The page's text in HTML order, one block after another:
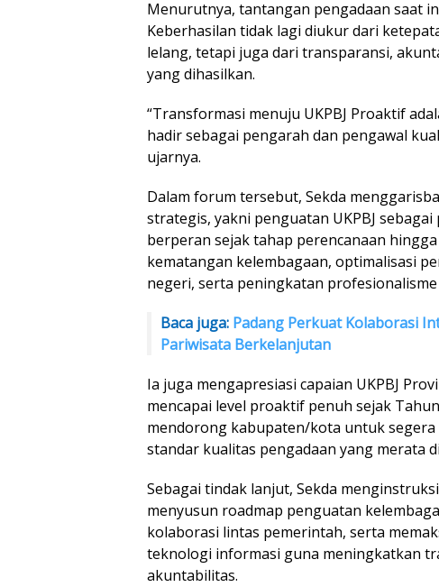
Menurutnya, tantangan pengadaan saat
Keberhasilan tidak lagi diukur dari
lelang, tetapi juga dari transparansi,
yang dihasilkan.
“Transformasi menuju UKPBJ Proaktif
hadir sebagai pengarah dan pengawal
ujarnya.
Dalam forum tersebut, Sekda
strategis, yakni penguatan UKPBJ
berperan sejak tahap perencanaan
kematangan kelembagaan, optimalisasi
negeri, serta peningkatan profesionalisme
Baca juga: Padang Perkuat Kolaborasi
Pariwisata Berkelanjutan
Ia juga mengapresiasi capaian UKPBJ
mencapai level proaktif penuh sejak
mendorong kabupaten/kota untuk
standar kualitas pengadaan yang merata
Sebagai tindak lanjut, Sekda
menyusun roadmap penguatan
kolaborasi lintas pemerintah, serta
teknologi informasi guna meningkatkan
akuntabilitas.